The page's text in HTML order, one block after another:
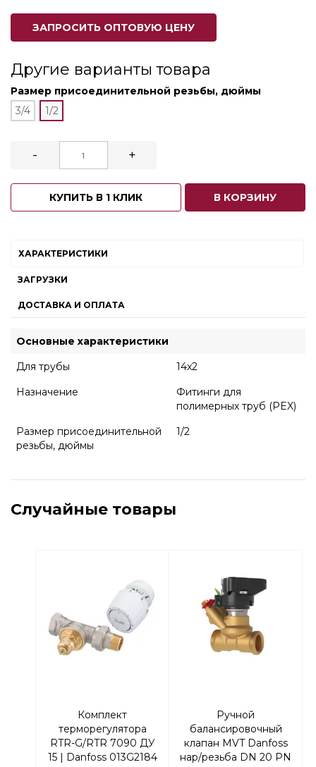
ЗАПРОСИТЬ ОПТОВУЮ ЦЕНУ
Другие варианты товара
Размер присоединительной резьбы, дюймы
3/4
1/2
- +
КУПИТЬ В 1 КЛИК В КОРЗИНУ
ХАРАКТЕРИСТИКИ
ЗАГРУЗКИ
ДОСТАВКА И ОПЛАТА
Основные характеристики
Для трубы
14x2
Назначение
Фитинги для
полимерных труб (PEX)
Размер присоединительной
резьбы, дюймы
1/2
Случайные товары
Комплект
терморегулятора
RTR-G/RTR 7090 ДУ
15 | Danfoss 013G2184
Ручной
балансировочный
клапан MVT Danfoss
нар/резьба DN 20 PN